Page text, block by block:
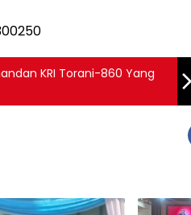
KRI Torani-860 Yang